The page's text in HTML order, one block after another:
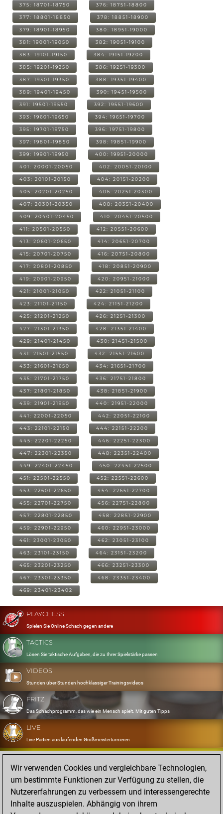
375: 18701-18750 376: 18751-18800
377: 18801-18850 378: 18851-18900
379: 18901-18950 380: 18951-19000
381: 19001-19050 382: 19051-19100
383: 19101-19150 384: 19151-19200
385: 19201-19250 386: 19251-19300
387: 19301-19350 388: 19351-19400
389: 19401-19450 390: 19451-19500
391: 19501-19550 392: 19551-19600
393: 19601-19650 394: 19651-19700
395: 19701-19750 396: 19751-19800
397: 19801-19850 398: 19851-19900
399: 19901-19950 400: 19951-20000
401: 20001-20050 402: 20051-20100
403: 20101-20150 404: 20151-20200
405: 20201-20250 406: 20251-20300
407: 20301-20350 408: 20351-20400
409: 20401-20450 410: 20451-20500
411: 20501-20550 412: 20551-20600
413: 20601-20650 414: 20651-20700
415: 20701-20750 416: 20751-20800
417: 20801-20850 418: 20851-20900
419: 20901-20950 420: 20951-21000
421: 21001-21050 422: 21051-21100
423: 21101-21150 424: 21151-21200
425: 21201-21250 426: 21251-21300
427: 21301-21350 428: 21351-21400
429: 21401-21450 430: 21451-21500
431: 21501-21550 432: 21551-21600
433: 21601-21650 434: 21651-21700
435: 21701-21750 436: 21751-21800
437: 21801-21850 438: 21851-21900
439: 21901-21950 440: 21951-22000
441: 22001-22050 442: 22051-22100
443: 22101-22150 444: 22151-22200
445: 22201-22250 446: 22251-22300
447: 22301-22350 448: 22351-22400
449: 22401-22450 450: 22451-22500
451: 22501-22550 452: 22551-22600
453: 22601-22650 454: 22651-22700
455: 22701-22750 456: 22751-22800
457: 22801-22850 458: 22851-22900
459: 22901-22950 460: 22951-23000
461: 23001-23050 462: 23051-23100
463: 23101-23150 464: 23151-23200
465: 23201-23250 466: 23251-23300
467: 23301-23350 468: 23351-23400
469: 23401-23402
PLAYCHESS
Spielen Sie Online Schach gegen andere
TACTICS
Lösen Sie taktische Aufgaben, die zu Ihrer Spielstärke passen
VIDEOS
Stunden über Stunden hochklassiger Trainingsvideos
FRITZ
Das Schachprogramm, das wie ein Mensch spielt. Mit guten Tipps
LIVE
Live Partien aus laufenden Großmeisterturnieren
OPENINGS
Erfassen und Üben Sie Ihr Eröffnungsrepertoire
DATABASE
Acht Millionen starke Partien
Wir verwenden Cookies und vergleichbare Technologien,
um bestimmte Funktionen zur Verfügung zu stellen, die
Nutzererfahrungen zu verbessern und interessengerechte
Inhalte auszuspielen. Abhängig von ihrem